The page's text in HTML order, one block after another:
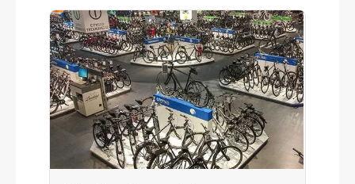
Farbe
blackline
Motor
Bosch Drive Unit Performance Line CX max.
100Nm (BDU38)
Kette